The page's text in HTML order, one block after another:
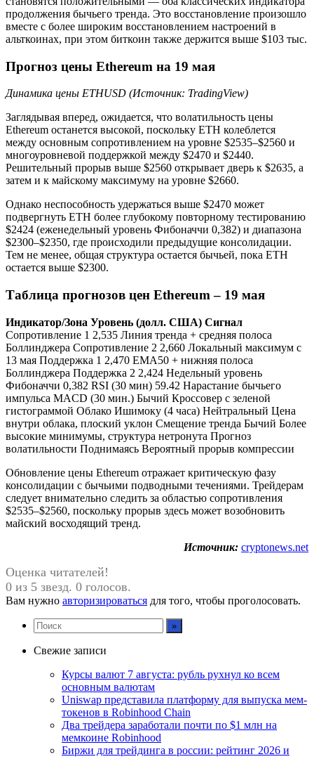
продолжения бычьего тренда. Это восстановление произошло
вместе с более широким восстановлением настроений в
альткоинах, при этом биткоин также держится выше $103 тыс.
Прогноз цены Ethereum на 19 мая
Динамика цены ETHUSD (Источник: TradingView)
Заглядывая вперед, ожидается, что волатильность цены
Ethereum останется высокой, поскольку ETH колеблется
между основным сопротивлением на уровне $2535–$2560 и
многоуровневой поддержкой между $2470 и $2440.
Решительный прорыв выше $2560 открывает дверь к $2635, а
затем и к майскому максимуму на уровне $2660.
Однако неспособность удержаться выше $2470 может
подвергнуть ETH более глубокому повторному тестированию
$2424 (еженедельный уровень Фибоначчи 0,382) и диапазона
$2300–$2350, где происходили предыдущие консолидации.
Тем не менее, общая структура остается бычьей, пока ETH
остается выше $2300.
Таблица прогнозов цен Ethereum – 19 мая
Индикатор/Зона Уровень (долл. США) Сигнал
Сопротивление 1 2,535 Линия тренда + средняя полоса
Боллинджера Сопротивление 2 2,660 Локальный максимум с
13 мая Поддержка 1 2,470 EMA50 + нижняя полоса
Боллинджера Поддержка 2 2,424 Недельный уровень
Фибоначчи 0,382 RSI (30 мин) 59.42 Нарастание бычьего
импульса MACD (30 мин.) Бычий Кроссовер с зеленой
гистограммой Облако Ишимоку (4 часа) Нейтральный Цена
внутри облака, плоский уклон Смещение тренда Бычий Более
высокие минимумы, структура нетронута Прогноз
волатильности Поднимаясь Вероятный прорыв компрессии
Обновление цены Ethereum отражает критическую фазу
консолидации с бычьими подводными течениями. Трейдерам
следует внимательно следить за областью сопротивления
$2535–$2560, поскольку прорыв здесь может возобновить
майский восходящий тренд.
Источник: cryptonews.net
Оценка читателей!
0 из 5 звезд. 0 голосов.
Вам нужно авторизироваться для того, чтобы проголосовать.
Свежие записи
Курсы валют 7 августа: рубль рухнул ко всем
основным валютам
Uniswap представила платформу для выпуска мем-
токенов в Robinhood Chain
Два трейдера заработали почти по $1 млн на
мемкоине Robinhood
Биржи для трейдинга в россии: рейтинг 2026 и